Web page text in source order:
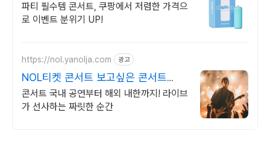
파티 필수템 콘서트, 쿠팡에서 저렴한 가격으
로 이벤트 분위기 UP!
https://nol.yanolja.com 광고
NOL티켓 콘서트 보고싶은 콘서트
NOL할인
콘서트 국내 공연부터 해외 내한까지! 라이브
가 선사하는 짜릿한 순간